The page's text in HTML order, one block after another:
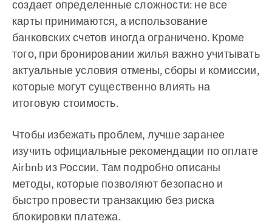
создает определенные сложности: не все
карты принимаются, а использование
банковских счетов иногда ограничено. Кроме
того, при бронировании жилья важно учитывать
актуальные условия отмены, сборы и комиссии,
которые могут существенно влиять на
итоговую стоимость.
Чтобы избежать проблем, лучше заранее
изучить официальные рекомендации по оплате
Airbnb из России. Там подробно описаны
методы, которые позволяют безопасно и
быстро провести транзакцию без риска
блокировки платежа.